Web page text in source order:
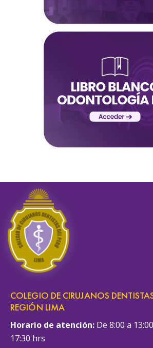
COLEGIO DE CIRUJANOS
REGIÓN LIMA
Horario de atención: De 8:00 a
17:30 hrs